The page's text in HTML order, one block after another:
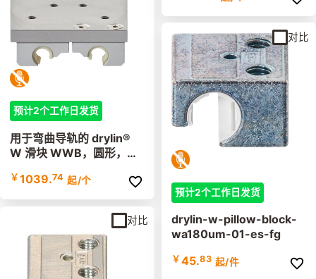
预计2个工作日发货
用于弯曲导轨的 drylin®
W 滑块 WWB，圆形，弯
￥ 1039.74 起/个
对比
预计2个工作日发货
drylin-w-pillow-block-
wa180um-01-es-fg
￥ 45.83 起/件
对比